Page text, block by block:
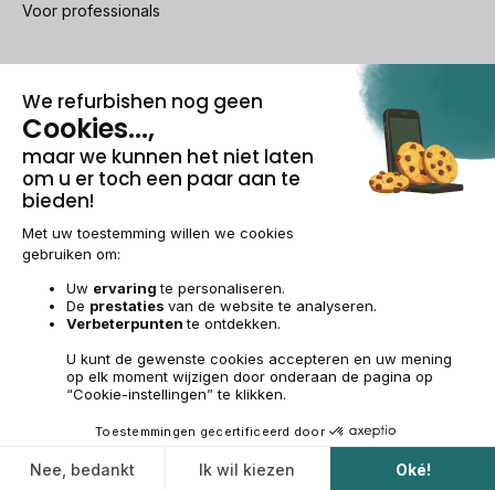
Voor professionals
100% beveiligde betaling
Wettelijke vermeldingen & AGBeheer van cookies
Algemene verkoopvoorwaarden
Toegankelijkheid
© 2009-2026 RECOMMERCE - Alle rechten voorbehouden.